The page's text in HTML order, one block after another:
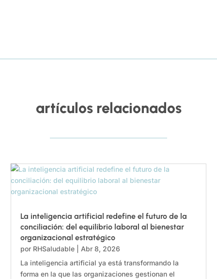
artículos relacionados
La inteligencia artificial redefine el futuro de la
conciliación: del equilibrio laboral al bienestar
organizacional estratégico
por RHSaludable
Abr 8, 2026
La inteligencia artificial ya está transformando la
forma en la que las organizaciones gestionan el